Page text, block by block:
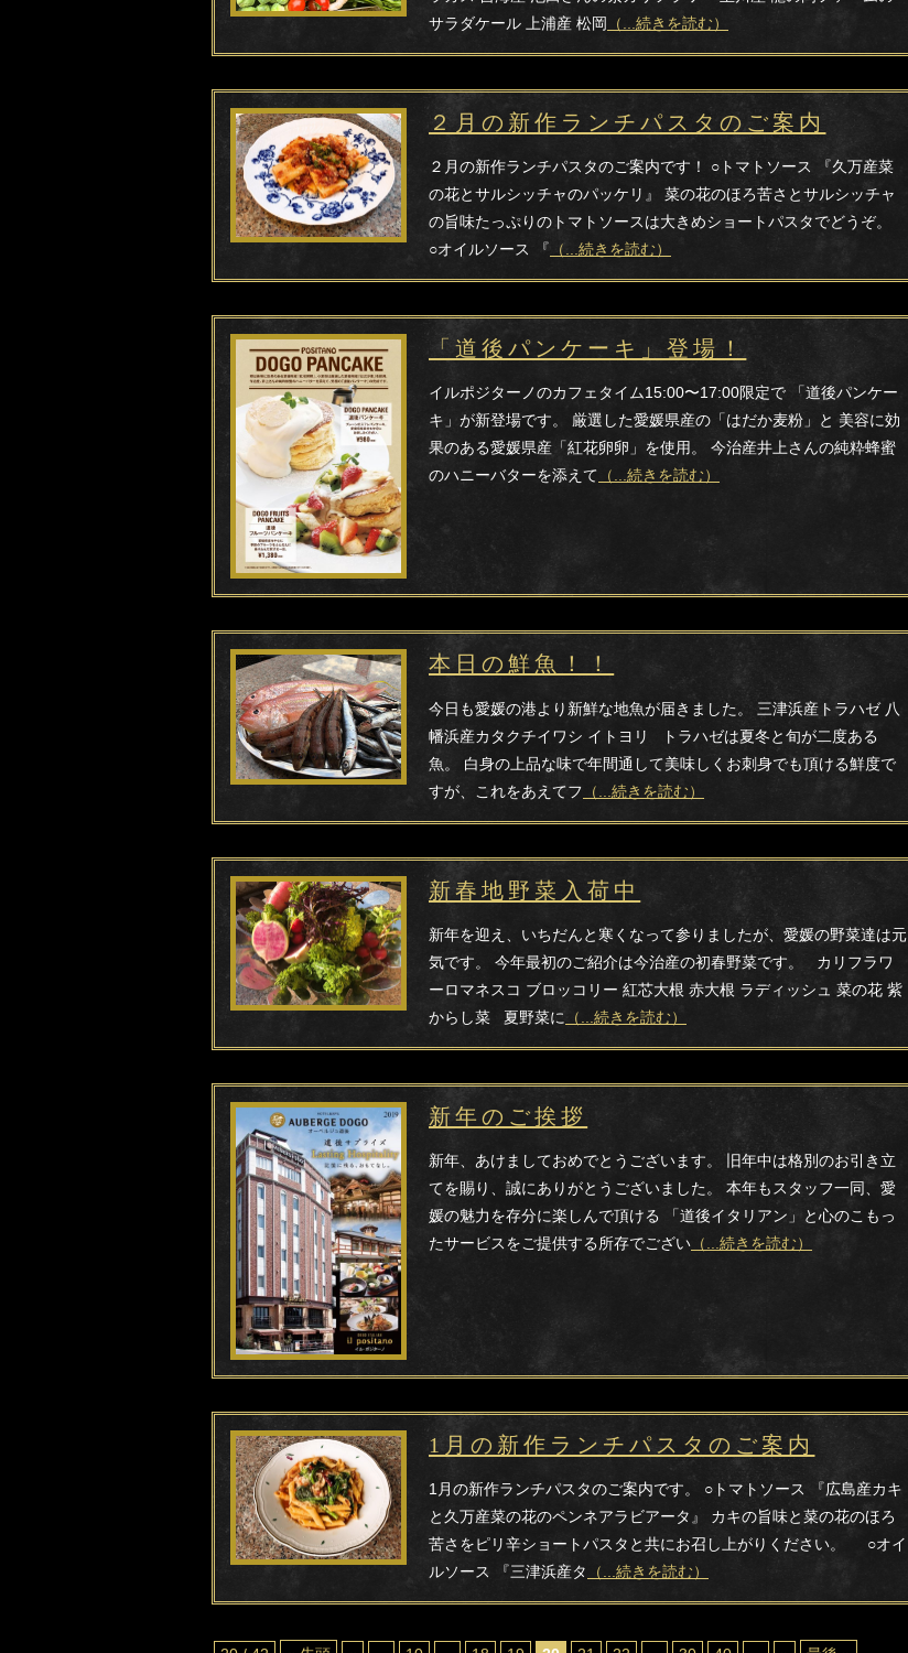
サラダケール 上浦産 松岡 （...続きを読む）
２月の新作ランチパスタのご案内
２月の新作ランチパスタのご案内です！ ○トマトソース 『久万産菜
の花とサルシッチャのパッケリ』 菜の花のほろ苦さとサルシッチャ
の旨味たっぷりのトマトソースは大きめショートパスタでどうぞ。
○オイルソース 『 （...続きを読む）
「道後パンケーキ」登場！
イルポジターノのカフェタイム15:00〜17:00限定で 「道後パンケー
キ」が新登場です。 厳選した愛媛県産の「はだか麦粉」と 美容に効
果のある愛媛県産「紅花卵卵」を使用。 今治産井上さんの純粋蜂蜜
のハニーバターを添えて （...続きを読む）
本日の鮮魚！！
今日も愛媛の港より新鮮な地魚が届きました。 三津浜産トラハゼ 八
幡浜産カタクチイワシ イトヨリ トラハゼは夏冬と旬が二度ある
魚。 白身の上品な味で年間通して美味しくお刺身でも頂ける鮮度で
すが、これをあえてフ （...続きを読む）
新春地野菜入荷中
新年を迎え、いちだんと寒くなって参りましたが、愛媛の野菜達は元
気です。 今年最初のご紹介は今治産の初春野菜です。 カリフラワ
ーロマネスコ ブロッコリー 紅芯大根 赤大根 ラディッシュ 菜の花 紫
からし菜 夏野菜に
（...続きを読む）
新年のご挨拶
新年、あけましておめでとうございます。 旧年中は格別のお引き立
てを賜り、誠にありがとうございました。 本年もスタッフ一同、愛
媛の魅力を存分に楽しんで頂ける 「道後イタリアン」と心のこもっ
たサービスをご提供する所存でござい （...続きを読む）
1月の新作ランチパスタのご案内
1月の新作ランチパスタのご案内です。 ○トマトソース 『広島産カキ
と久万産菜の花のペンネアラビアータ』 カキの旨味と菜の花のほろ
苦さをピリ辛ショートパスタと共にお召し上がりください。 ○オイ
ルソース 『三津浜産タ
（...続きを読む）